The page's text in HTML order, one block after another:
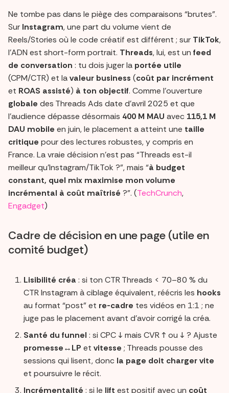
Ne tombe pas dans le piège des comparaisons “brutes”.
Sur Instagram, une part du volume vient de
Reels/Stories où le code créatif est différent ; sur TikTok,
l’ADN est short-form portrait. Threads, lui, est un feed
de conversation : tu dois juger la portée utile
(CPM/CTR) et lavaleur business (coût par incrément
et ROAS assisté) à ton objectif. Comme l’ouverture
globale des Threads Ads date d’avril 2025 et que
l’audience dépasse désormais 400 M MAU avec 115,1 M
DAU mobile en juin, le placement a atteint une taille
critique pour des lectures robustes, y compris en
France. La vraie décision n’est pas “Threads est-il
meilleur qu’Instagram/TikTok ?”, mais “à budget
constant, quel mix maximise mon volume
incrémental à coût maîtrisé ?”. (TechCrunch,
Engadget)
Cadre de décision en une page (utile en
comité budget)
Lisibilité créa : si ton CTR Threads < 70–80 % du
CTR Instagram à ciblage équivalent, réécris les hooks
au format “post” et re-cadre tes vidéos en 1:1 ; ne
juge pas le placement avant d’avoir corrigé la créa.
Santé du funnel : si CPC ↓ mais CVR ↑ ou ↓ ? Ajuste
promesse↔LP et vitesse ; Threads pousse des
sessions qui lisent, donc la page doit charger vite
et poursuivre le récit.
Incrémentalité : si le lift est positif avec un coût